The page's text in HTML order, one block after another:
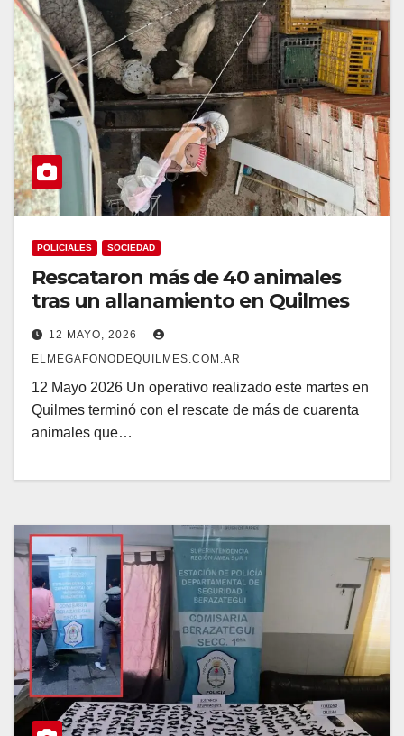
POLICIALES SOCIEDAD
Rescataron más de 40 animales
tras un allanamiento en Quilmes
12 MAYO, 2026
ELMEGAFONODEQUILMES.COM.AR
12 Mayo 2026 Un operativo realizado este martes en
Quilmes terminó con el rescate de más de cuarenta
animales que…